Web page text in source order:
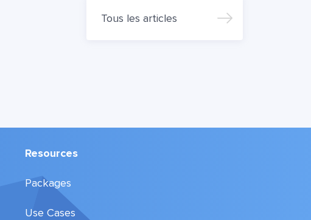
Tous les articles
Resources
Packages
Use Cases